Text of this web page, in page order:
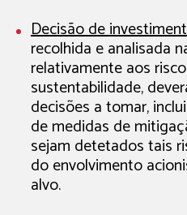
Decisão de
recolhida e analisada
relativamente aos
sustentabilidade,
decisões a tomar,
de medidas de
sejam detetados tais
do envolvimento
alvo.